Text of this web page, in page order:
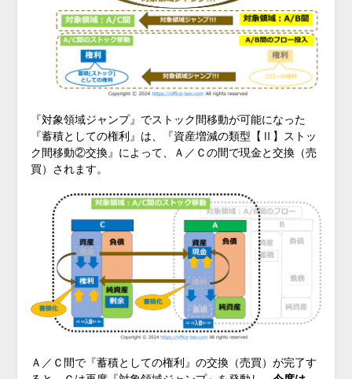
『対象領域ジャンプ』でストック間移動が可能になった
『蓄積としての権利』は、『資産増減の類型【Ⅱ】ストッ
ク間移動②交換』によって、Ａ／Ｃの間で現金と交換（売
買）されます。
Ａ／Ｃ間で『蓄積としての権利』の交換（売買）が完了す